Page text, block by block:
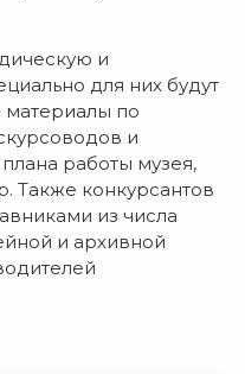
и
для них будут
материалы по
и
работы музея,
Также конкурсантов
из числа
и архивной